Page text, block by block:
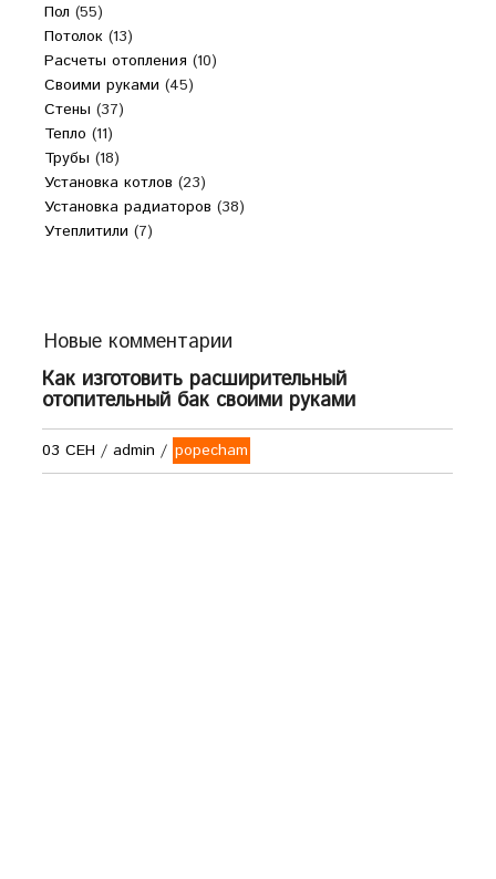
Пол (55)
Потолок (13)
Расчеты отопления (10)
Своими руками (45)
Стены (37)
Тепло (11)
Трубы (18)
Установка котлов (23)
Установка радиаторов (38)
Утеплитили (7)
Новые комментарии
Как изготовить расширительный
отопительный бак своими руками
03 СЕН / admin / popecham